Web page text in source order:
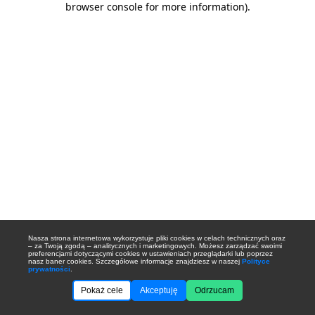
Nasza strona internetowa wykorzystuje pliki cookies w celach technicznych oraz
– za Twoją zgodą – analitycznych i marketingowych. Możesz zarządzać swoimi
preferencjami dotyczącymi cookies w ustawieniach przeglądarki lub poprzez
nasz baner cookies. Szczegółowe informacje znajdziesz w naszej Polityce
prywatności
Pokaż cele Akceptuję Odrzucam
browser console for more information).